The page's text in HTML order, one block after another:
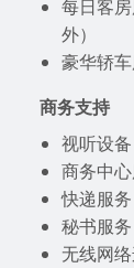
每日客
外）
豪华轿
商务支持
视听设
商务中
快递服
秘书服
无线网